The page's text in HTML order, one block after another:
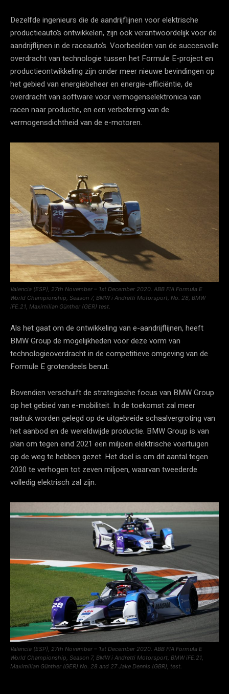
Dezelfde ingenieurs die de aandrijflijnen voor elektrische
productieauto’s ontwikkelen, zijn ook verantwoordelijk voor de
aandrijflijnen in de raceauto’s. Voorbeelden van de succesvolle
overdracht van technologie tussen het Formule E-project en
productieontwikkeling zijn onder meer nieuwe bevindingen op
het gebied van energiebeheer en energie-efficiëntie, de
overdracht van software voor vermogenselektronica van
racen naar productie, en een verbetering van de
vermogensdichtheid van de e-motoren.
Valencia (ESP), 27th November – 1st December 2020. ABB FIA Formula E
World Championship, Season 7, BMW i Andretti Motorsport, No. 28, BMW
iFE.21, Maximilian Günther (GER) test.
Als het gaat om de ontwikkeling van e-aandrijflijnen, heeft
BMW Group de mogelijkheden voor deze vorm van
technologieoverdracht in de competitieve omgeving van de
Formule E grotendeels benut.
Bovendien verschuift de strategische focus van BMW Group
op het gebied van e-mobiliteit. In de toekomst zal meer
nadruk worden gelegd op de uitgebreide schaalvergroting van
het aanbod en de wereldwijde productie. BMW Group is van
plan om tegen eind 2021 een miljoen elektrische voertuigen
op de weg te hebben gezet. Het doel is om dit aantal tegen
2030 te verhogen tot zeven miljoen, waarvan tweederde
volledig elektrisch zal zijn.
Valencia (ESP), 27th November – 1st December 2020. ABB FIA Formula E
World Championship, Season 7, BMW i Andretti Motorsport, BMW iFE.21,
Maximilian Günther (GER) No. 28 and 27 Jake Dennis (GBR), test.